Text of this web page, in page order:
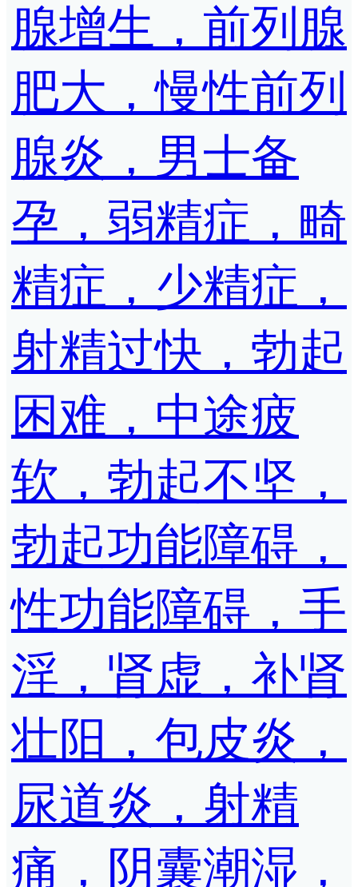
腺增生，前列腺
肥大，慢性前列
腺炎，男士备
孕，弱精症，畸
精症，少精症，
射精过快，勃起
困难，中途疲
软，勃起不坚，
勃起功能障碍，
性功能障碍，手
淫，肾虚，补肾
壮阳，包皮炎，
尿道炎，射精
痛，阴囊潮湿，